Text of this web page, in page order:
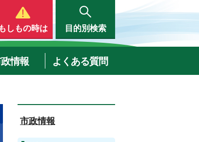
もしもの時は 目的別検索
情報 よくある質問
市政情報